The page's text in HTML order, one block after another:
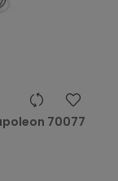
70077